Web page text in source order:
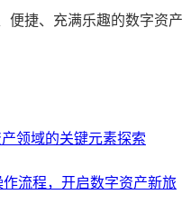
便捷、充满乐趣的数字资产
领域的关键元素探索
作流程，开启数字资产新旅